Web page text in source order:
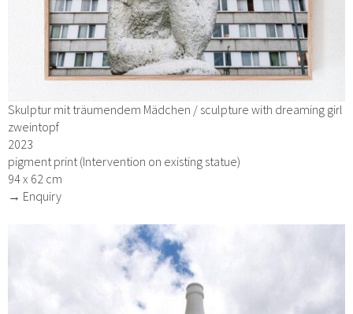
Skulptur mit träumendem Mädchen / sculpture with dreaming girl
zweintopf
2023
pigment print (Intervention on existing statue)
94 x 62 cm
→ Enquiry